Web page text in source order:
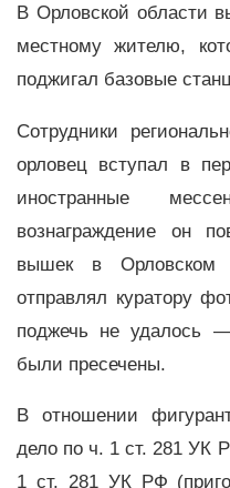
В Орловской области
местному жителю,
поджигал базовые
Сотрудники
орловец вступал в
иностранные
вознаграждение он
вышек в Орловском
отправлял куратору
поджечь не удалось
были пресечены.
В отношении
дело по ч. 1 ст. 281 УК
1 ст. 281 УК РФ